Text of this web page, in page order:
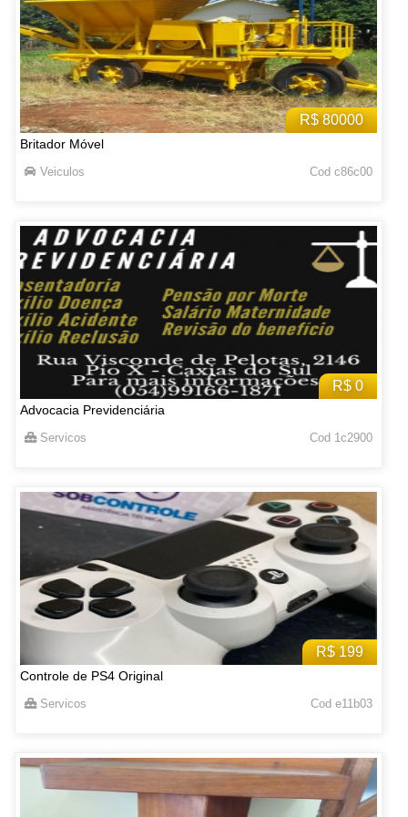
R$ 80000
Britador Móvel
Veiculos Cod c86c00
R$ 0
Advocacia Previdenciária
Servicos Cod 1c2900
R$ 199
Controle de PS4 Original
Servicos Cod e11b03